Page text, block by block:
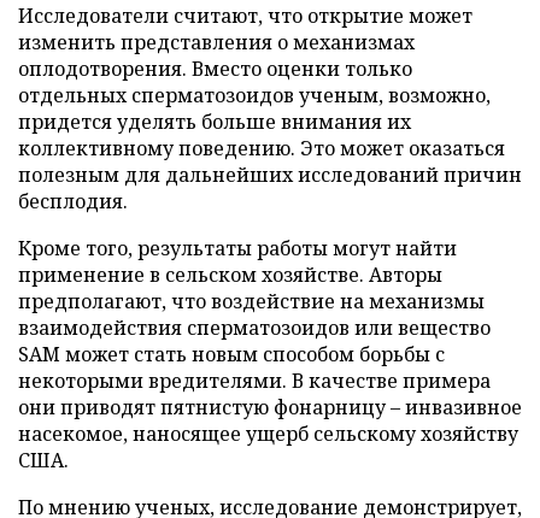
Исследователи считают, что открытие может
изменить представления о механизмах
оплодотворения. Вместо оценки только
отдельных сперматозоидов ученым, возможно,
придется уделять больше внимания их
коллективному поведению. Это может оказаться
полезным для дальнейших исследований причин
бесплодия.
Кроме того, результаты работы могут найти
применение в сельском хозяйстве. Авторы
предполагают, что воздействие на механизмы
взаимодействия сперматозоидов или вещество
SAM может стать новым способом борьбы с
некоторыми вредителями. В качестве примера
они приводят пятнистую фонарницу – инвазивное
насекомое, наносящее ущерб сельскому хозяйству
США.
По мнению ученых, исследование демонстрирует,